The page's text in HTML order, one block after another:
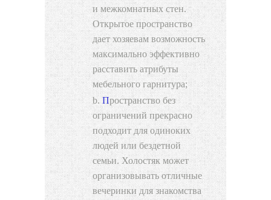
и межкомнатных стен.
Открытое пространство
дает хозяевам возможность
максимально эффективно
расставить атрибуты
мебельного гарнитура;
Пространство без
ограничений прекрасно
подходит для одиноких
людей или бездетной
семьи. Холостяк может
организовывать отличные
вечеринки для знакомства